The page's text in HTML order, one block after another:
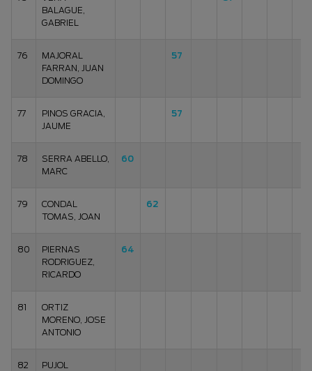
BALAGUE,
GABRIEL
76
MAJORAL
FARRAN, JUAN
DOMINGO
57
77
PINOS GRACIA,
JAUME
57
78
SERRA ABELLO,
MARC
60
79
CONDAL
TOMAS, JOAN
62
80
PIERNAS
RODRIGUEZ,
RICARDO
64
81
ORTIZ
MORENO, JOSE
ANTONIO
82
PUJOL